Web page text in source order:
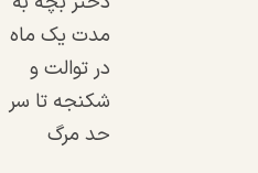
مدت یک ماه
در توالت و
شکنجه تا سر
حد مرگ